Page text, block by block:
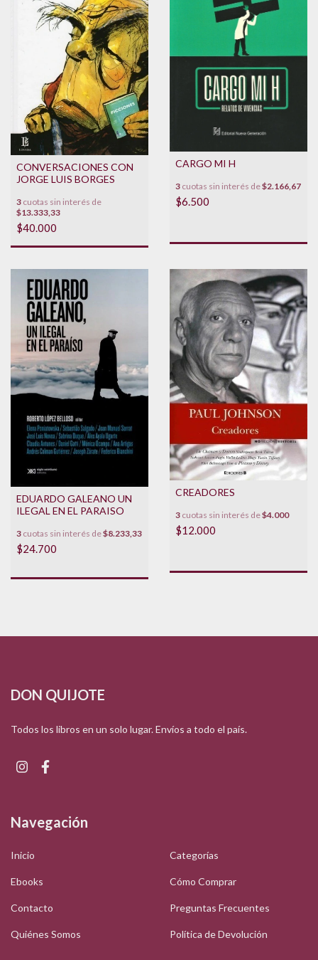
CONVERSACIONES CON
JORGE LUIS BORGES
3 cuotas sin interés de
$13.333,33
$40.000
CARGO MI H
3 cuotas sin interés de$2.166,67
$6.500
EDUARDO GALEANO UN
ILEGAL EN EL PARAISO
3 cuotas sin interés de$8.233,33
$24.700
CREADORES
3 cuotas sin interés de$4.000
$12.000
DON QUIJOTE
Todos los libros en un solo lugar. Envíos a todo el país.
Navegación
Inicio Categorías
Ebooks Cómo Comprar
Contacto Preguntas Frecuentes
Quiénes Somos Política de Devolución